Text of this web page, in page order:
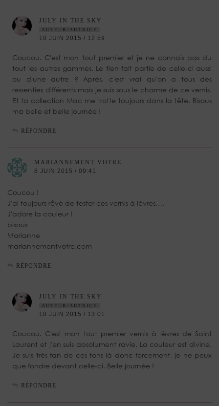
JULY IN THE SKY
AUTEUR/AUTRICE
10 JUIN 2015 / 12:59
Coucou. C'est mon tout premier et je ne connais pas du
tout les autres gammes. Le tien fait partie de celle-ci aussi
ou d'une autre ? Après, c'est vrai qu'on a tous des
ressenties différents mais je suis sous le charme de ce vernis.
Et ta collection Mac me trotte toujours dans la tête. Bisous
ma belle et belle journée !
RÉPONDRE
MARIANNEMENT VOTRE
8 JUIN 2015 / 09:41
Coucou !
J'ai toujours rêvé de tester ces vernis à lèvres….
J'adore la couleur !
bisous
Marianne
mariannementvotre.com
RÉPONDRE
JULY IN THE SKY
AUTEUR/AUTRICE
10 JUIN 2015 / 13:01
Coucou. C'est mon tout premier vernis à lèvres de Saint
Laurent et j'en suis absolument ravie. La couleur est divine.
Je suis très fan de ces tons là donc forcement, je ne peux
que fondre devant celle-ci. Belle journée !
RÉPONDRE